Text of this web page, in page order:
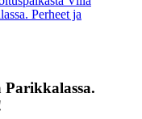
Perheet ja
Parikkalassa.